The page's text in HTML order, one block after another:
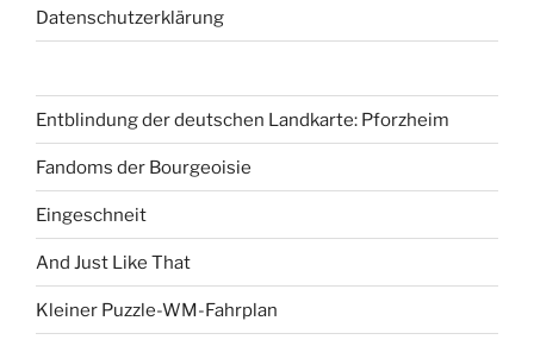
Datenschutzerklärung
Entblindung der deutschen Landkarte: Pforzheim
Fandoms der Bourgeoisie
Eingeschneit
And Just Like That
Kleiner Puzzle-WM-Fahrplan